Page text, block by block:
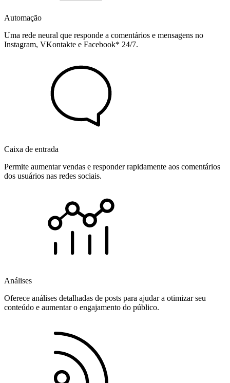
Automação
Uma rede neural que responde a comentários e mensagens no
Instagram, VKontakte e Facebook* 24/7.
Caixa de entrada
Permite aumentar vendas e responder rapidamente aos comentários
dos usuários nas redes sociais.
Análises
Oferece análises detalhadas de posts para ajudar a otimizar seu
conteúdo e aumentar o engajamento do público.